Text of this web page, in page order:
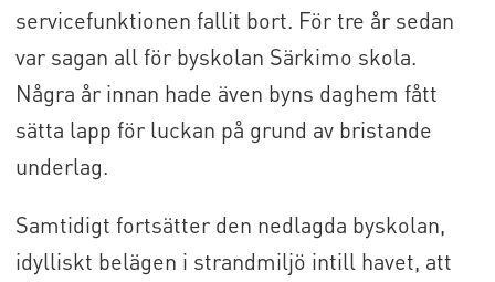
servicefunktionen fallit bort. För tre år sedan
var sagan all för byskolan Särkimo skola.
Några år innan hade även byns daghem fått
sätta lapp för luckan på grund av bristande
underlag.
Samtidigt fortsätter den nedlagda byskolan,
idylliskt belägen i strandmiljö intill havet, att